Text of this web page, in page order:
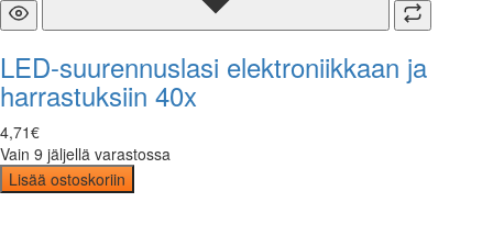
LED-suurennuslasi elektroniikkaan ja
harrastuksiin 40x
4,71€
Vain 9 jäljellä varastossa
Lisää ostoskoriin